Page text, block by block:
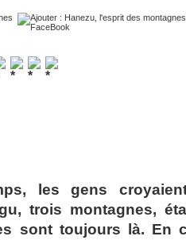
les gens
trois montagnes,
sont toujours là. En